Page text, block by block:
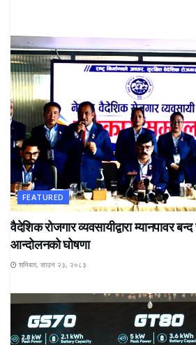
FEATURED
वैदेशिक रोजगार व्यवसायीद्वारा म्यानपावर
आन्दोलनको घोषणा
शनिबार, साउन २३, २०८३